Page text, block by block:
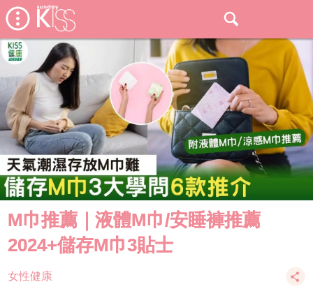
M巾推薦｜液體M巾/安睡褲推薦
2024+儲存M巾3貼士
女性健康